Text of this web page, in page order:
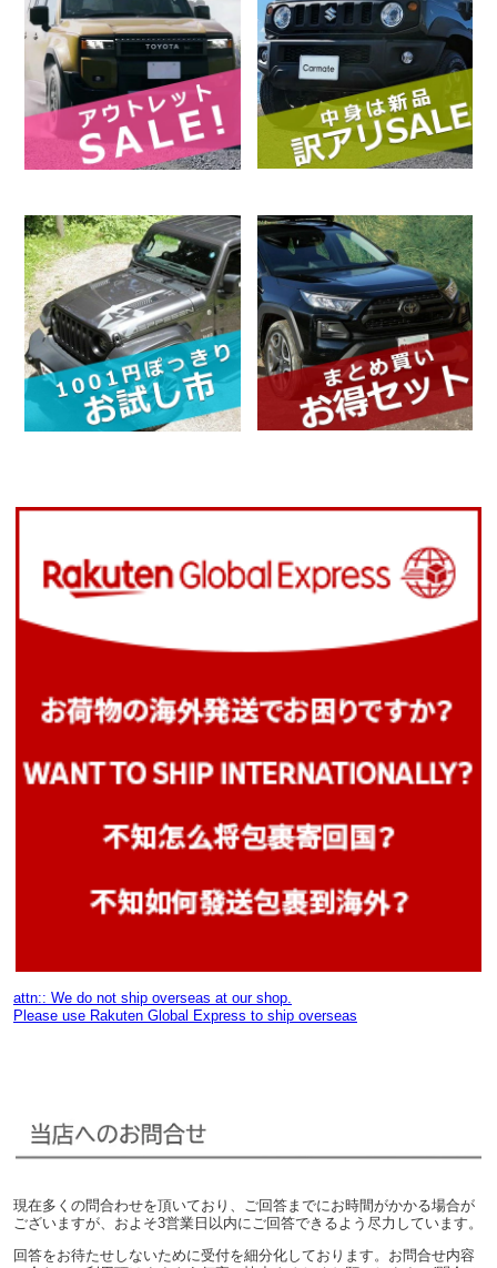
attn:: We do not ship overseas at our shop.
Please use Rakuten Global Express to ship overseas
現在多くの問合わせを頂いており、ご回答までにお時間がかかる場合が
ございますが、およそ3営業日以内にご回答できるよう尽力しています。
回答をお待たせしないために受付を細分化しております。お問合せ内容